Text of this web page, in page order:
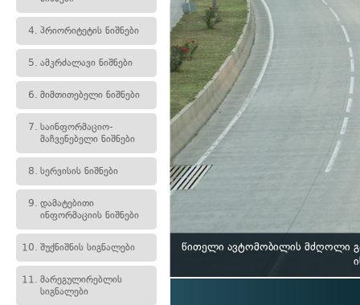
4. პრიორიტეტის ნიშნები
5. ამკრძალავი ნიშნები
6. მიმთითებელი ნიშნები
7. საინფორმაციო-
მაჩვენებელი ნიშნები
8. სერვისის ნიშნები
9. დამატებითი
ინფორმაციის ნიშნები
10. შუქნიშნის სიგნალები
11. მარეგულირებლის
სიგნალები
წითელი ავტომობილის მძღოლი